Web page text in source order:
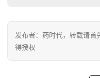
发布者：药时代，转载请
得授权